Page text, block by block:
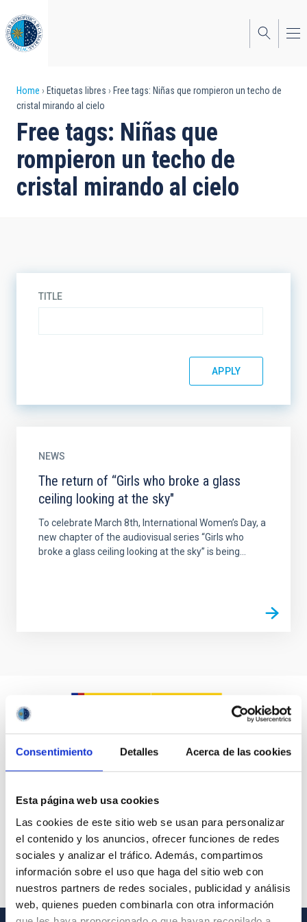
Consentimiento Detalles Acerca de las cookies
Esta página web usa cookies
Las cookies de este sitio web se usan para personalizar
el contenido y los anuncios, ofrecer funciones de redes
sociales y analizar el tráfico. Además, compartimos
información sobre el uso que haga del sitio web con
nuestros partners de redes sociales, publicidad y análisis
web, quienes pueden combinarla con otra información
to
main
content
Breadcrumb
Home Etiquetas libres
Free tags: Niñas que rompieron un techo de
cristal mirando al cielo
Free tags: Niñas que
rompieron un techo de
cristal mirando al cielo
TITLE
NEWS
The return of “Girls who broke a glass
ceiling looking at the sky"
To celebrate March 8th, International Women’s Day, a
new chapter of the audiovisual series “Girls who
broke a glass ceiling looking at the sky” is being...